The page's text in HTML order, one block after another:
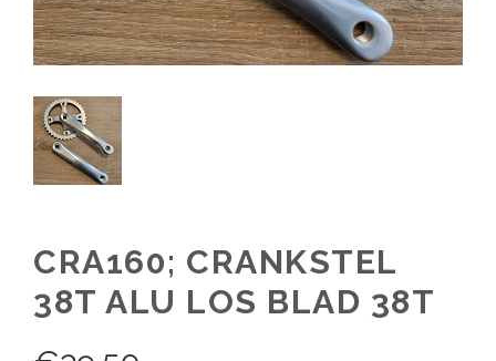
CRA160; CRANKSTEL
38T ALU LOS BLAD 38T